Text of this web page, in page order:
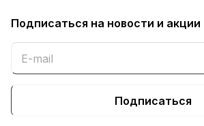
Подписаться на новости и акции
Подписаться